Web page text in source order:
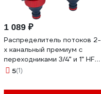
1 089 ₽
Распределитель потоков 2-
х канальный премиум с
переходниками 3/4” и 1” HF
003 Garden Elitech 206027
5(1)